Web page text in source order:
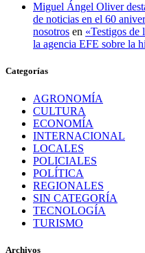
Miguel Ángel Oliver
de noticias en el 60
nosotros en «Testigos de
la agencia EFE sobre la
Categorías
AGRONOMÍA
CULTURA
ECONOMÍA
INTERNACIONAL
LOCALES
POLICIALES
POLÍTICA
REGIONALES
SIN CATEGORÍA
TECNOLOGÍA
TURISMO
Archivos